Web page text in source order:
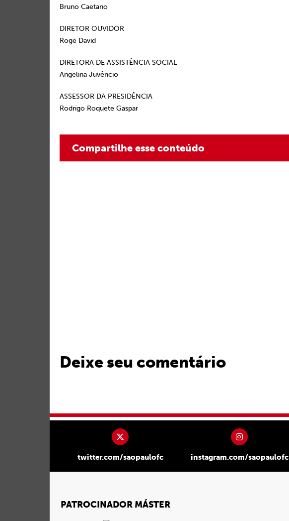
Bruno Caetano
DIRETOR OUVIDOR
Roge David
DIRETORA DE ASSISTÊNCIA SOCIAL
Angelina Juvêncio
ASSESSOR DA PRESIDÊNCIA
Rodrigo Roquete Gaspar
Compartilhe esse conteúdo
Deixe seu comentário
twitter.com/saopaulofc instagram.com/saopaulofc
PATROCINADOR MÁSTER